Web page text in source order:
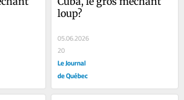
loup?
05.06.2026
20
Le Journal
de Québec